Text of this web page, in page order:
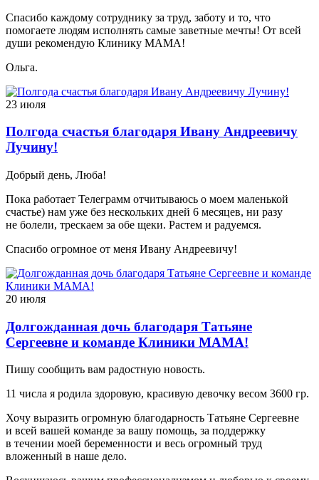
Спасибо каждому сотруднику за труд, заботу и то, что
помогаете людям исполнять самые заветные мечты! От всей
души рекомендую Клинику МАМА!
Ольга.
23 июля
Полгода счастья благодаря Ивану Андреевичу
Лучину!
Добрый день, Люба!
Пока работает Телеграмм отчитываюсь о моем маленькой
счастье) нам уже без нескольких дней 6 месяцев, ни разу
не болели, трескаем за обе щеки. Растем и радуемся.
Спасибо огромное от меня Ивану Андреевичу!
20 июля
Долгожданная дочь благодаря Татьяне
Сергеевне и команде Клиники МАМА!
Пишу сообщить вам радостную новость.
11 числа я родила здоровую, красивую девочку весом 3600 гр.
Хочу выразить огромную благодарность Татьяне Сергеевне
и всей вашей команде за вашу помощь, за поддержку
в течении моей беременности и весь огромный труд
вложенный в наше дело.